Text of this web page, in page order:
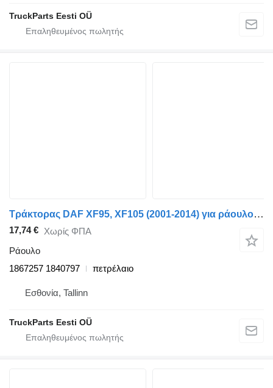
TruckParts Eesti OÜ
Τράκτορας DAF XF95, XF105 (2001-2014) για ράουλο DAF XF105 (01.05-) 1867257 1840797
17,74 € Χωρίς ΦΠΑ
Ράουλο
1867257 1840797
πετρέλαιο
Εσθονία, Tallinn
TruckParts Eesti OÜ